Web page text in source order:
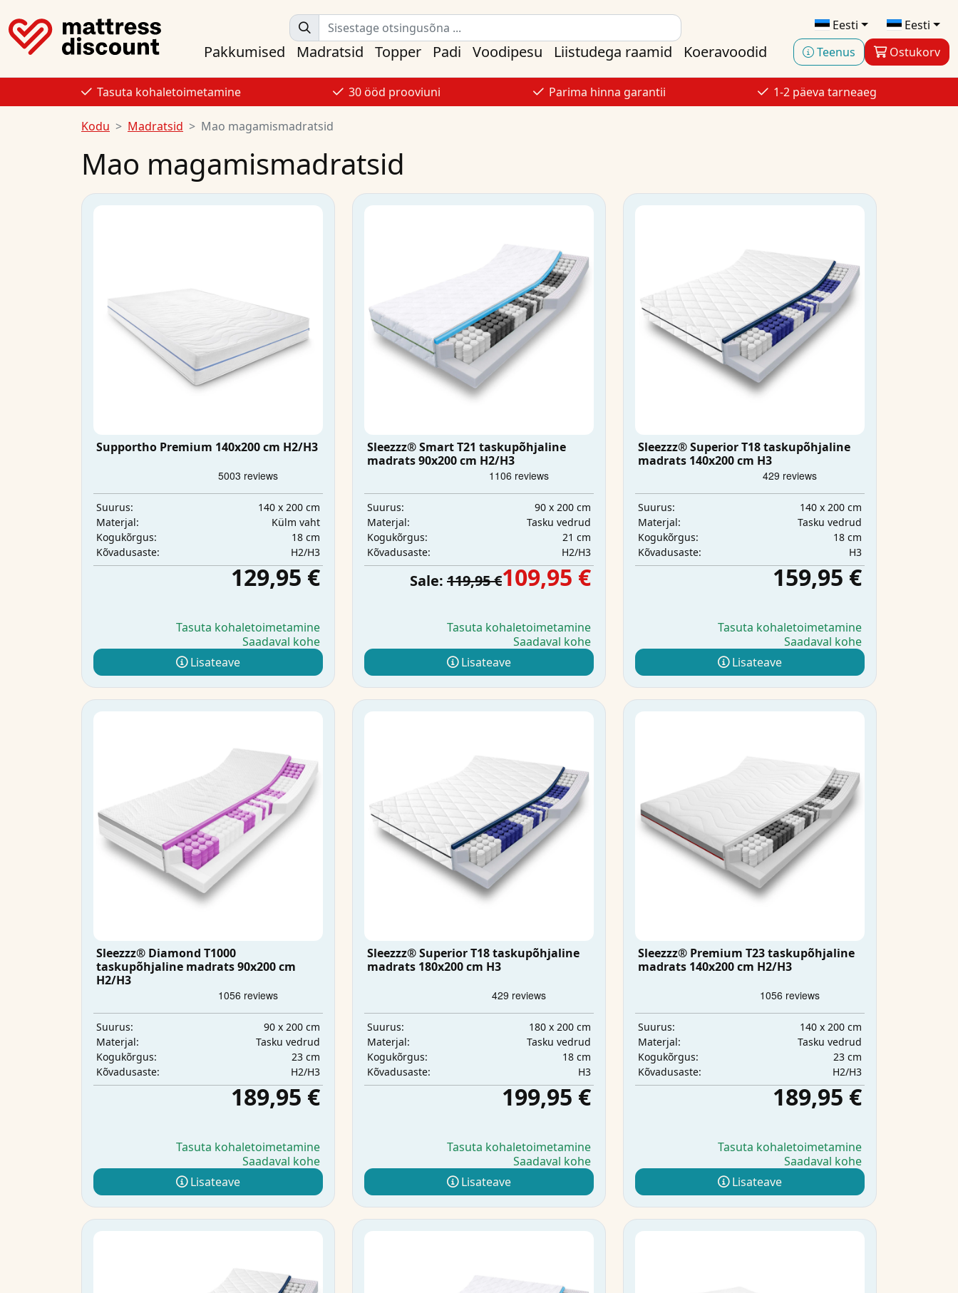
Eesti
Eesti
Teenus
Ostukorv
Pakkumised Madratsid Topper Padi Voodipesu Liistudega raamid Koeravoodid
Tasuta kohaletoimetamine 30 ööd prooviuni Parima hinna garantii 1-2 päeva tarneaeg
Kodu Madratsid Mao magamismadratsid
Mao magamismadratsid
Supportho Premium 140x200 cm H2/H3
Suurus:
140 x 200 cm
Materjal:
Külm vaht
Kogukõrgus:
18 cm
Kõvadusaste:
H2/H3
129,95 €
Tasuta kohaletoimetamine
Saadaval kohe
Lisateave
Sleezzz® Smart T21 taskupõhjaline
madrats 90x200 cm H2/H3
Suurus:
90 x 200 cm
Materjal:
Tasku vedrud
Kogukõrgus:
21 cm
Kõvadusaste:
H2/H3
Sale: 119,95 €109,95 €
Tasuta kohaletoimetamine
Saadaval kohe
Lisateave
Sleezzz® Superior T18 taskupõhjaline
madrats 140x200 cm H3
Suurus:
140 x 200 cm
Materjal:
Tasku vedrud
Kogukõrgus:
18 cm
Kõvadusaste:
H3
159,95 €
Tasuta kohaletoimetamine
Saadaval kohe
Lisateave
Sleezzz® Diamond T1000
taskupõhjaline madrats 90x200 cm
H2/H3
Suurus:
90 x 200 cm
Materjal:
Tasku vedrud
Kogukõrgus:
23 cm
Kõvadusaste:
H2/H3
189,95 €
Tasuta kohaletoimetamine
Saadaval kohe
Lisateave
Sleezzz® Superior T18 taskupõhjaline
madrats 180x200 cm H3
Suurus:
180 x 200 cm
Materjal:
Tasku vedrud
Kogukõrgus:
18 cm
Kõvadusaste:
H3
199,95 €
Tasuta kohaletoimetamine
Saadaval kohe
Lisateave
Sleezzz® Premium T23 taskupõhjaline
madrats 140x200 cm H2/H3
Suurus:
140 x 200 cm
Materjal:
Tasku vedrud
Kogukõrgus:
23 cm
Kõvadusaste:
H2/H3
189,95 €
Tasuta kohaletoimetamine
Saadaval kohe
Lisateave